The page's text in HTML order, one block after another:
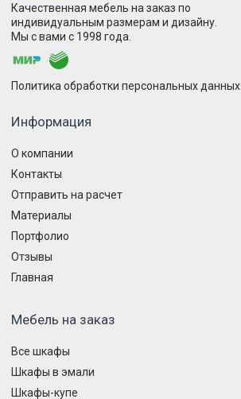
Качественная мебель на заказ по
индивидуальным размерам и дизайну.
Мы с вами с 1998 года.
Политика обработки персональных данных
Информация
О компании
Контакты
Отправить на расчет
Материалы
Портфолио
Отзывы
Главная
Мебель на заказ
Все шкафы
Шкафы в эмали
Шкафы-купе